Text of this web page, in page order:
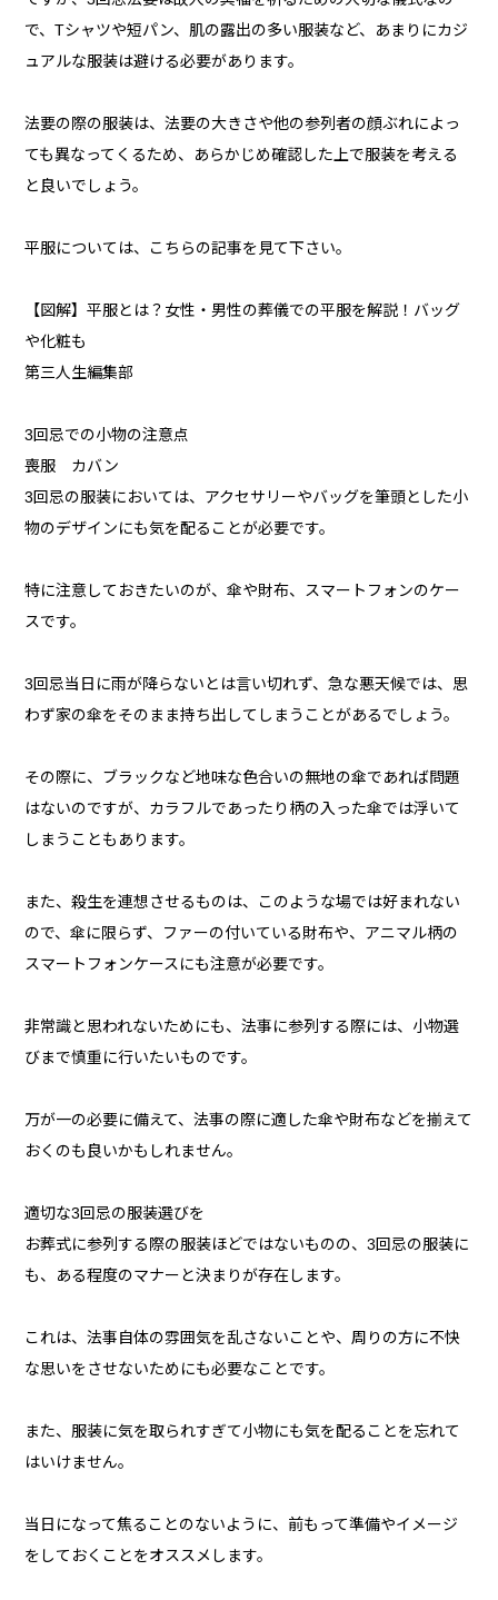
で、Tシャツや短パン、肌の露出の多い服装など、あまりにカジ
ュアルな服装は避ける必要があります。
法要の際の服装は、法要の大きさや他の参列者の顔ぶれによっ
ても異なってくるため、あらかじめ確認した上で服装を考える
と良いでしょう。
平服については、こちらの記事を見て下さい。
【図解】平服とは？女性・男性の葬儀での平服を解説！バッグ
や化粧も
第三人生編集部
3回忌での小物の注意点
喪服 カバン
3回忌の服装においては、アクセサリーやバッグを筆頭とした小
物のデザインにも気を配ることが必要です。
特に注意しておきたいのが、傘や財布、スマートフォンのケー
スです。
3回忌当日に雨が降らないとは言い切れず、急な悪天候では、思
わず家の傘をそのまま持ち出してしまうことがあるでしょう。
その際に、ブラックなど地味な色合いの無地の傘であれば問題
はないのですが、カラフルであったり柄の入った傘では浮いて
しまうこともあります。
また、殺生を連想させるものは、このような場では好まれない
ので、傘に限らず、ファーの付いている財布や、アニマル柄の
スマートフォンケースにも注意が必要です。
非常識と思われないためにも、法事に参列する際には、小物選
びまで慎重に行いたいものです。
万が一の必要に備えて、法事の際に適した傘や財布などを揃えて
おくのも良いかもしれません。
適切な3回忌の服装選びを
お葬式に参列する際の服装ほどではないものの、3回忌の服装に
も、ある程度のマナーと決まりが存在します。
これは、法事自体の雰囲気を乱さないことや、周りの方に不快
な思いをさせないためにも必要なことです。
また、服装に気を取られすぎて小物にも気を配ることを忘れて
はいけません。
当日になって焦ることのないように、前もって準備やイメージ
をしておくことをオススメします。